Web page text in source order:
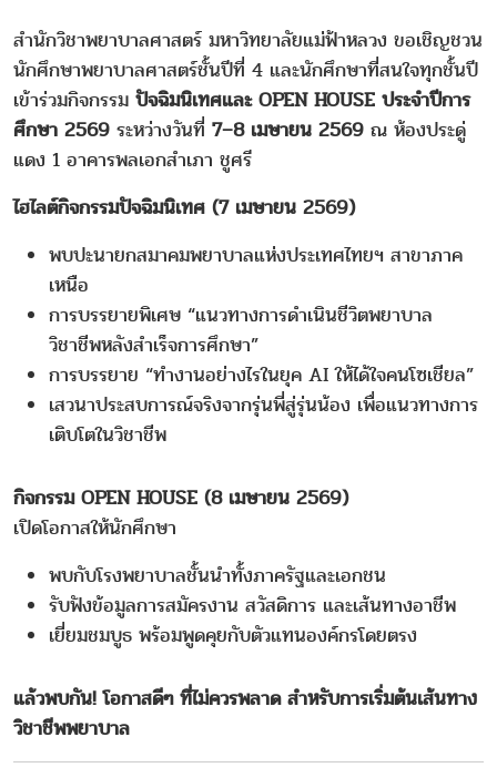
สำนักวิชาพยาบาลศาสตร์ มหาวิทยาลัยแม่ฟ้าหลวง ขอเชิญชวน
นักศึกษาพยาบาลศาสตร์ชั้นปีที่ 4 และนักศึกษาที่สนใจทุกชั้นปี
เข้าร่วมกิจกรรม ปัจฉิมนิเทศและ OPEN HOUSE ประจำปีการ
ศึกษา 2569 ระหว่างวันที่ 7–8 เมษายน 2569 ณ ห้องประดู่
แดง 1 อาคารพลเอกสำเภา ชูศรี
ไฮไลต์กิจกรรมปัจฉิมนิเทศ (7 เมษายน 2569)
พบปะนายกสมาคมพยาบาลแห่งประเทศไทยฯ สาขาภาค
เหนือ
การบรรยายพิเศษ “แนวทางการดำเนินชีวิตพยาบาล
วิชาชีพหลังสำเร็จการศึกษา”
การบรรยาย “ทำงานอย่างไรในยุค AI ให้ได้ใจคนโซเชียล”
เสวนาประสบการณ์จริงจากรุ่นพี่สู่รุ่นน้อง เพื่อแนวทางการ
เติบโตในวิชาชีพ
กิจกรรม OPEN HOUSE (8 เมษายน 2569)
เปิดโอกาสให้นักศึกษา
พบกับโรงพยาบาลชั้นนำทั้งภาครัฐและเอกชน
รับฟังข้อมูลการสมัครงาน สวัสดิการ และเส้นทางอาชีพ
เยี่ยมชมบูธ พร้อมพูดคุยกับตัวแทนองค์กรโดยตรง
แล้วพบกัน! โอกาสดีๆ ที่ไม่ควรพลาด สำหรับการเริ่มต้นเส้นทาง
วิชาชีพพยาบาล